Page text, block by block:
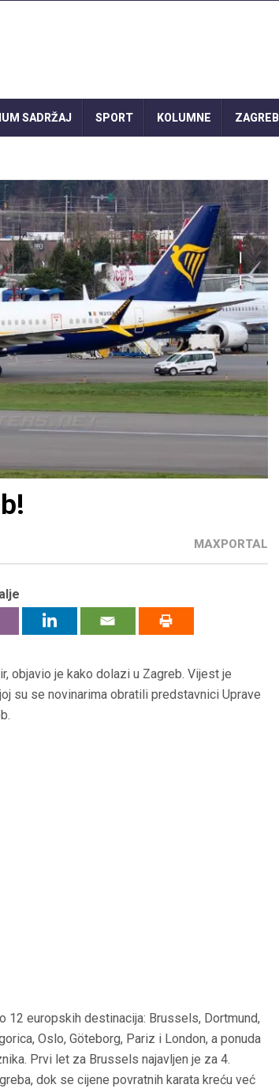
SADRŽAJ SPORT KOLUMNE ZAGREB
MAXPORTAL
objavio je kako dolazi u Zagreb. Vijest je
su se novinarima obratili predstavnici Uprave
12 europskih destinacija: Brussels, Dortmund,
Oslo, Göteborg, Pariz i London, a ponuda
Prvi let za Brussels najavljen je za 4.
dok se cijene povratnih karata kreću već